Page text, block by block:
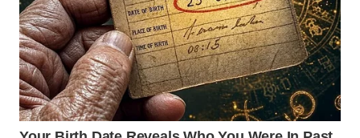
WN
SUBANG
WN
SUKABUMI